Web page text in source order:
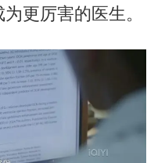
更厉害的医生。